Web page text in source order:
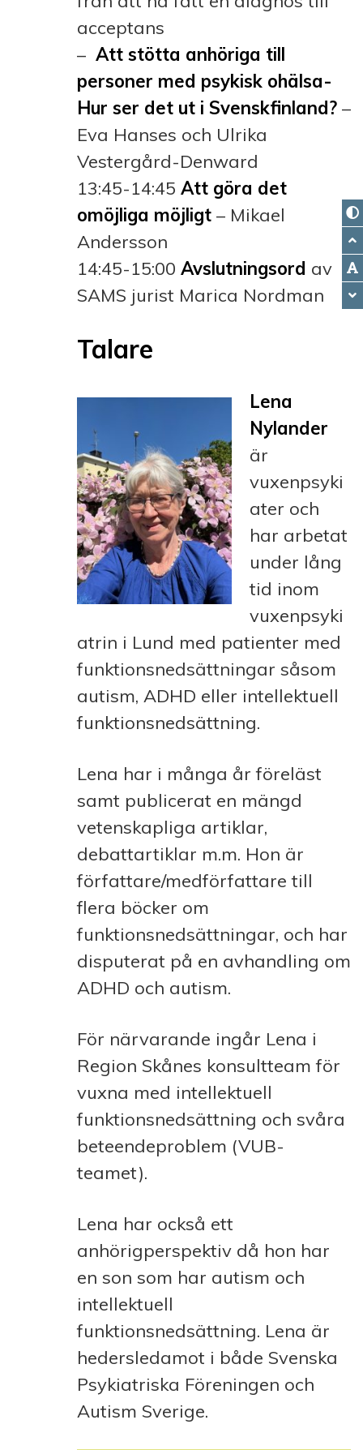
acceptans
– Att stötta anhöriga till
personer med psykisk ohälsa-
Hur ser det ut i Svenskfinland? –
Eva Hanses och Ulrika
Vestergård-Denward
13:45-14:45 Att göra det
omöjliga möjligt – Mikael
Andersson
14:45-15:00 Avslutningsord av
SAMS jurist Marica Nordman
Talare
Lena
Nylander
är
vuxenpsyki
ater och
har arbetat
under lång
tid inom
vuxenpsyki
atrin i Lund med patienter med
funktionsnedsättningar såsom
autism, ADHD eller intellektuell
funktionsnedsättning.
Lena har i många år föreläst
samt publicerat en mängd
vetenskapliga artiklar,
debattartiklar m.m. Hon är
författare/medförfattare till
flera böcker om
funktionsnedsättningar, och har
disputerat på en avhandling om
ADHD och autism.
För närvarande ingår Lena i
Region Skånes konsultteam för
vuxna med intellektuell
funktionsnedsättning och svåra
beteendeproblem (VUB-
teamet).
Lena har också ett
anhörigperspektiv då hon har
en son som har autism och
intellektuell
funktionsnedsättning. Lena är
hedersledamot i både Svenska
Psykiatriska Föreningen och
Autism Sverige.